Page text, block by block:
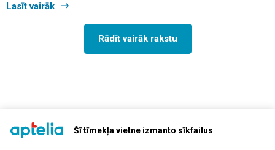
Šī tīmekļa vietne izmanto sīkfailus
Lasīt vairāk
Rādīt vairāk rakstu